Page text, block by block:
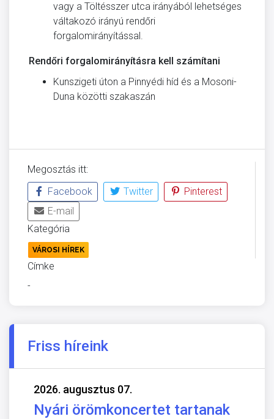
vagy a Töltésszer utca irányából lehetséges
váltakozó irányú ren­dőri
forgalomirányítással.
Rendőri forgalomirányításra kell számítani
Kunszigeti úton a Pinnyédi híd és a Mosoni-
Duna közötti szakaszán
Megosztás itt:
Facebook
Twitter
Pinterest
E-mail
Kategória
VÁROSI HÍREK
Címke
-
Friss híreink
2026. augusztus 07.
Nyári örömkoncertet tartanak